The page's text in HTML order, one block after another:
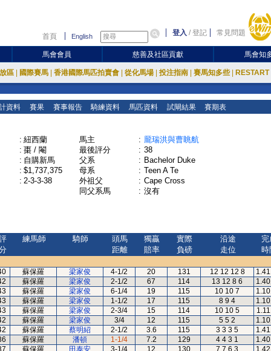
首頁 English 登入 /登記 常見問題
馬會會員 慈善及社區貢獻 馬會知
區 國際賽馬 香港國際馬匹拍賣會 從化馬場 投注指南 賽馬知多些 RESTART
資料 賽果 賽事報告 騎練資料 馬匹資料 試閘結果 賽期表
: 紐西蘭
: 棗 / 閹
: 自購新馬
: $1,737,375
: 2-3-3-38
馬主 : 龎瑞洪與曹眺航
最後評分
: 38
父系
: Bachelor Duke
母系
: Teen A Te
外祖父
: Cape Cross
同父系馬
: 沒有
練馬師 騎師
頭馬
距離
獨贏
賠率
實際
負磅
沿途
走位
完
時
蘇保羅 梁家俊 4-1/2 20 131 12 12 12 8
蘇保羅 梁家俊 2-1/2 67 114 13 12 8 6
蘇保羅 梁家俊 6-1/4 19 115 10 10 7
蘇保羅 梁家俊 1-1/2 17 115 8 9 4
蘇保羅 梁家俊 2-3/4 15 114 10 10 5
蘇保羅 梁家俊 3/4 12 115 5 5 2
蘇保羅 蔡明紹 2-1/2 3.6 115 3 3 3 5
蘇保羅 潘頓 1-1/4 7.2 129 4 4 3 1
蘇保羅 田泰安 3-1/4 12 130 7 7 6 3